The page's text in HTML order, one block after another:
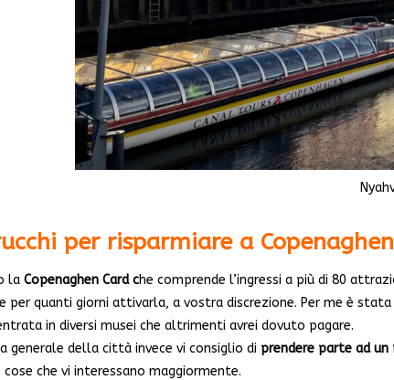
per risparmiare a Copenaghen
la Copenaghen Card che comprende l’ingressi a più di 80
per quanti giorni attivarla, a vostra discrezione. Per me è
in diversi musei che altrimenti avrei dovuto pagare.
generale della città invece vi consiglio di prendere parte ad
che vi interessano maggiormente.